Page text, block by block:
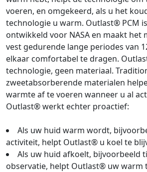
voeren, en omgekeerd, als u het
technologie u warm. Outlast® PCM
ontwikkeld voor NASA en maakt het
vest gedurende lange periodes van
elkaar comfortabel te dragen.
technologie, geen materiaal.
zweetabsorberende materialen
warmte af te voeren wanneer u al
Outlast® werkt echter proactief:
Als uw huid warm wordt,
activiteit, helpt Outlast® u koel te
Als uw huid afkoelt, bijvoorbeeld
observatie, helpt Outlast® uw warm